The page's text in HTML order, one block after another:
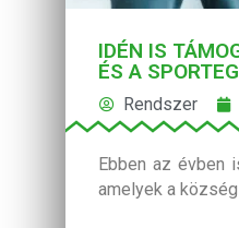
IDÉN IS
ÉS A
Rendszer
Ebben az évben
amelyek a